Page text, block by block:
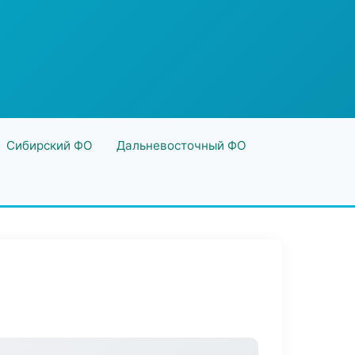
Сибирский ФО Дальневосточный ФО